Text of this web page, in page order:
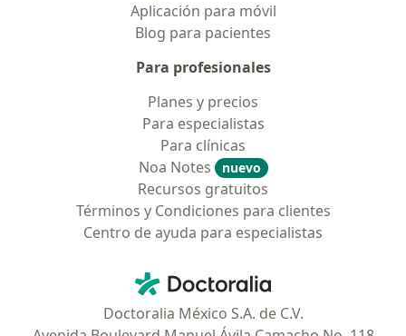
Aplicación para móvil
Blog para pacientes
Para profesionales
Planes y precios
Para especialistas
Para clínicas
Noa Notes
nuevo
Recursos gratuitos
Términos y Condiciones para clientes
Centro de ayuda para especialistas
Doctoralia - Página de inicio
Doctoralia México S.A. de C.V.